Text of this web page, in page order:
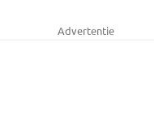
Advertentie